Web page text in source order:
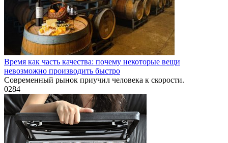
Время как часть качества: почему некоторые вещи
невозможно производить быстро
Современный рынок приучил человека к скорости.
0284